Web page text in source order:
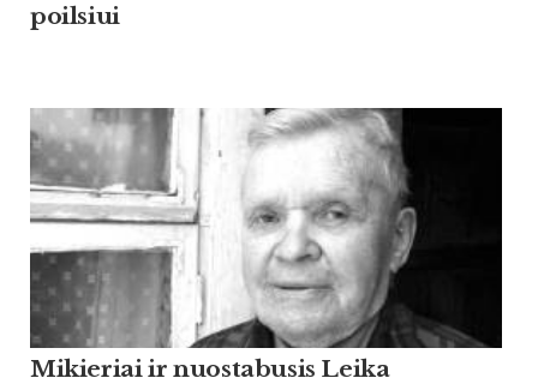
poilsiui
Mikieriai ir nuostabusis Leika